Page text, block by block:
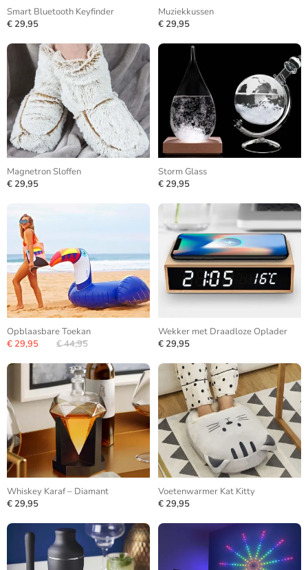
Smart Bluetooth Keyfinder
€ 29,95
Muziekkussen
€ 29,95
Magnetron Sloffen
€ 29,95
Storm Glass
€ 29,95
Opblaasbare Toekan
€ 29,95
€ 44,95
Wekker met Draadloze Oplader
€ 29,95
Whiskey Karaf – Diamant
€ 29,95
Voetenwarmer Kat Kitty
€ 29,95